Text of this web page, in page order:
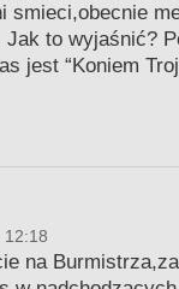
smieci,obecnie
Jak to wyjaśnić?
jest “Koniem
12:18
na